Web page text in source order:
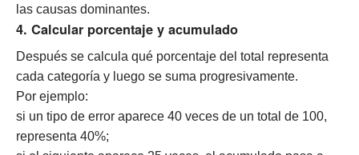
las causas dominantes.
4. Calcular porcentaje y acumulado
Después se calcula qué porcentaje del total representa
cada categoría y luego se suma progresivamente.
Por ejemplo:
si un tipo de error aparece 40 veces de un total de 100,
representa 40%;